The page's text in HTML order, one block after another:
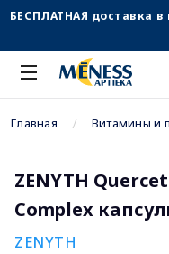
БЕСПЛАТНАЯ доставка в
Главная Витамины и
ZENYTH
Complex
ZENYTH